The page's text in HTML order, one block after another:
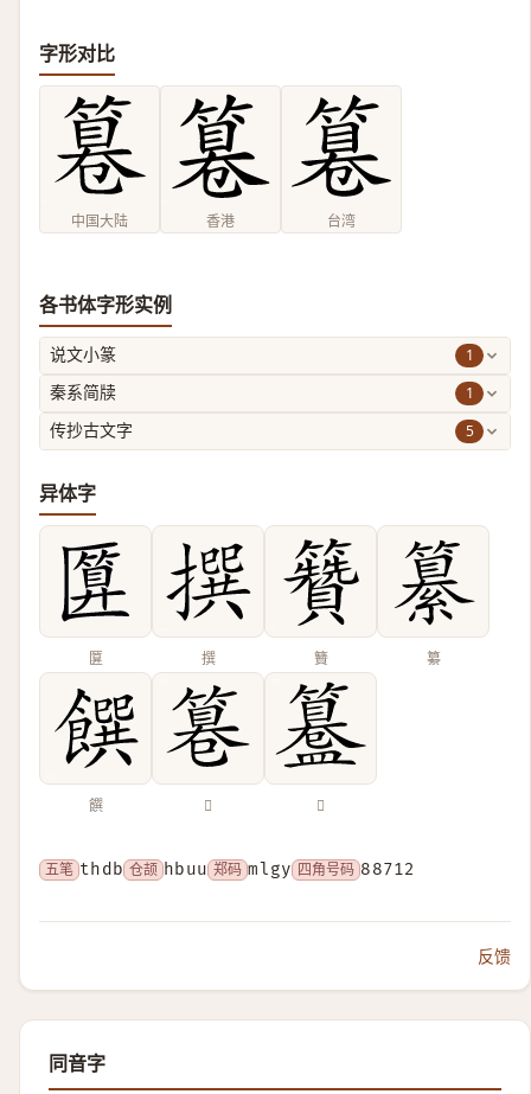
字形对比
中国大陆 香港 台湾
各书体字形实例
说文小篆 1
秦系简牍 1
传抄古文字 5
异体字
匴 撰 籫 纂
饌 𥲻 𥶊
五笔 thdb 仓颉 hbuu 郑码 mlgy 四角号码 88712
反馈
同音字